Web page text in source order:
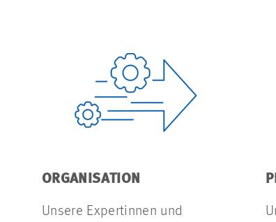
ORGANISATION
Unsere Expertinnen und